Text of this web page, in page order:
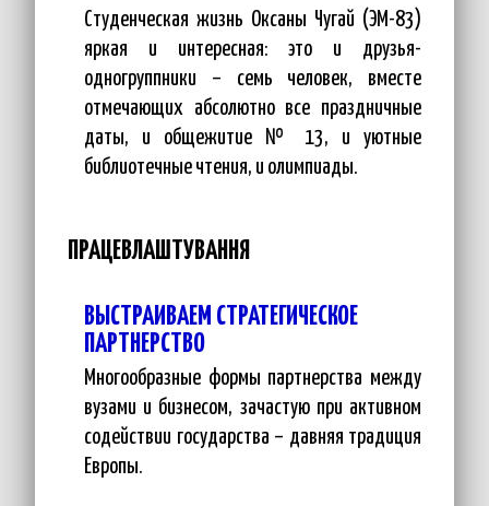
Студенческая жизнь Оксаны Чугай (ЭМ-83)
яркая и интересная: это и друзья-
одногруппники – семь человек, вместе
отмечающих абсолютно все праздничные
даты, и общежитие № 13, и уютные
библиотечные чтения, и олимпиады.
ПРАЦЕВЛАШТУВАННЯ
ВЫСТРАИВАЕМ СТРАТЕГИЧЕСКОЕ
ПАРТНЕРСТВО
Многообразные формы партнерства между
вузами и бизнесом, зачастую при активном
содействии государства – давняя традиция
Европы.